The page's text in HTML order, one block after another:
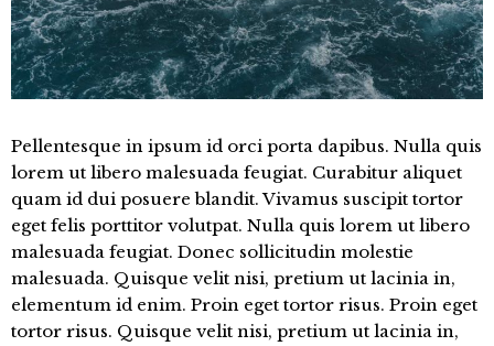
Pellentesque in ipsum id orci porta dapibus. Nulla quis
lorem ut libero malesuada feugiat. Curabitur aliquet
quam id dui posuere blandit. Vivamus suscipit tortor
eget felis porttitor volutpat. Nulla quis lorem ut libero
malesuada feugiat. Donec sollicitudin molestie
malesuada. Quisque velit nisi, pretium ut lacinia in,
elementum id enim. Proin eget tortor risus. Proin eget
tortor risus. Quisque velit nisi, pretium ut lacinia in,